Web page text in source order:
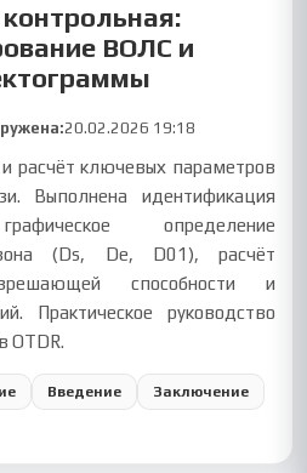
ВОЛС и
20.02.2026 19:18
расчёт ключевых параметров
Выполнена идентификация
определение
(Ds, De, D01), расчёт
способности и
Практическое руководство
OTDR.
Введение Заключение